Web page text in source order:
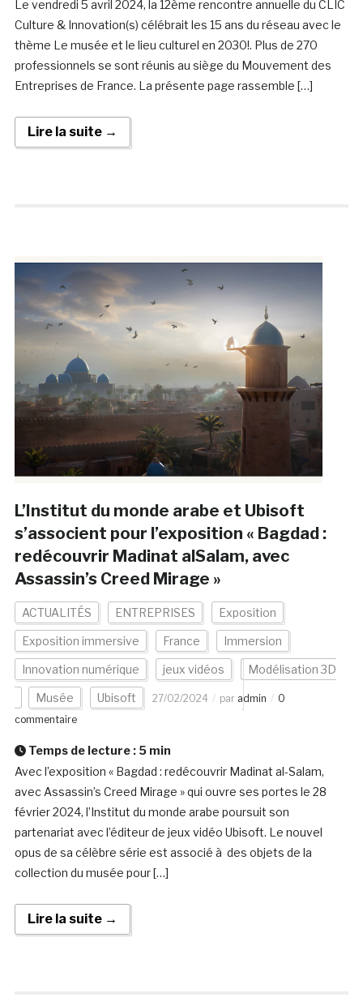
Le vendredi 5 avril 2024, la 12ème rencontre annuelle du CLIC
Culture & Innovation(s) célébrait les 15 ans du réseau avec le
thème Le musée et le lieu culturel en 2030!. Plus de 270
professionnels se sont réunis au siège du Mouvement des
Entreprises de France. La présente page rassemble […]
Lire la suite →
L’Institut du monde arabe et Ubisoft
s’associent pour l’exposition « Bagdad :
redécouvrir Madinat alSalam, avec
Assassin’s Creed Mirage »
ACTUALITÉS ENTREPRISES Exposition
Exposition immersive France Immersion
Innovation numérique jeux vidéos Modélisation 3D
Musée Ubisoft 27/02/2024 par admin
0
commentaire
Temps de lecture : 5 min
Avec l’exposition « Bagdad : redécouvrir Madinat al-Salam,
avec Assassin’s Creed Mirage » qui ouvre ses portes le 28
février 2024, l’Institut du monde arabe poursuit son
partenariat avec l’éditeur de jeux vidéo Ubisoft. Le nouvel
opus de sa célèbre série est associé à des objets de la
collection du musée pour […]
Lire la suite →